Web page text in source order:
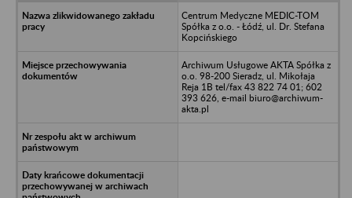
Centrum Medyczne MEDIC-TOM
Spółka z o.o. - Łódź, ul. Dr. Stefana
Kopcińskiego
Archiwum Usługowe AKTA Spółka z
o.o. 98-200 Sieradz, ul. Mikołaja
Reja 1B tel/fax 43 822 74 01; 602
393 626, e-mail biuro@archiwum-
akta.pl